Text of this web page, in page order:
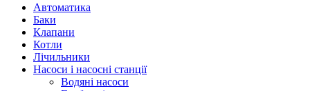
Автоматика
Баки
Клапани
Котли
Лічильники
Насоси і насосні станції
Водяні насоси